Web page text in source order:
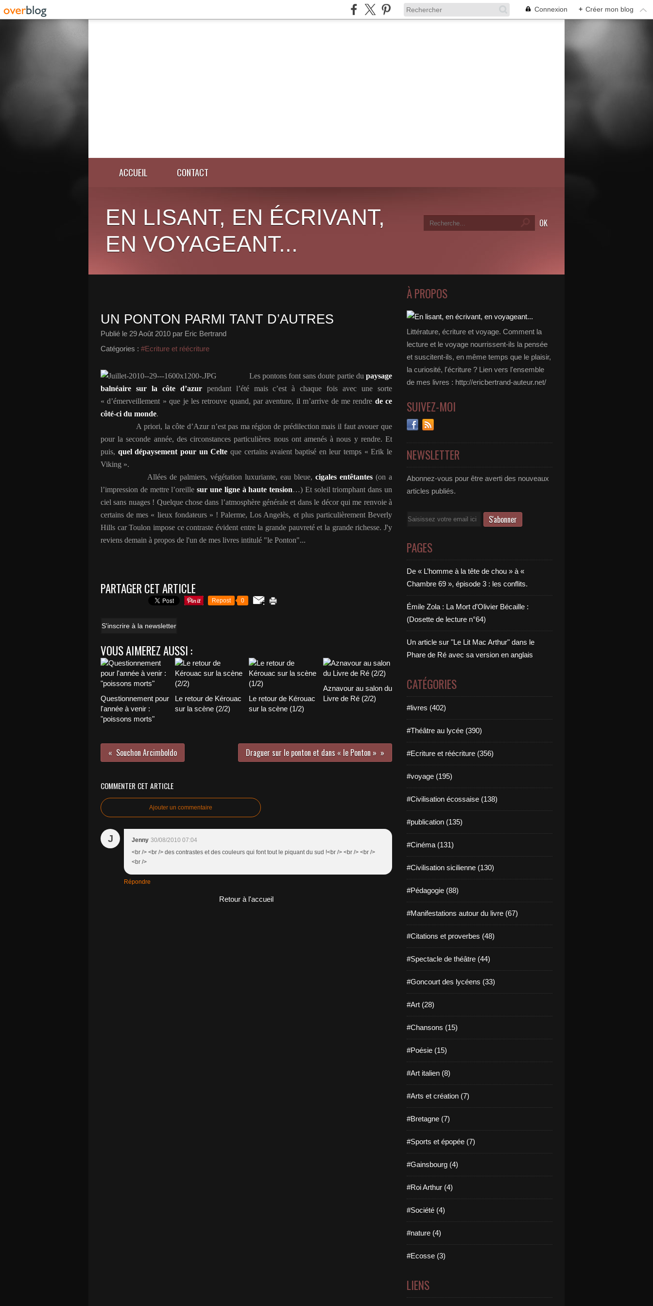
Connexion + Créer mon blog
ACCUEIL CONTACT
EN LISANT, EN ÉCRIVANT,
EN VOYAGEANT...
UN PONTON PARMI TANT D’AUTRES
Publié le 29 Août 2010 par Eric Bertrand
Catégories : #Ecriture et réécriture
Les pontons font sans doute partie du paysage
balnéaire sur la côte d’azurpendant l’été mais c’est à chaque fois avec une sorte
« d’émerveillement » que je les retrouve quand, par aventure, il m’arrive de me rendre de ce
côté-ci du monde.
A priori, la côte d’Azur n’est pas ma région de prédilection mais il faut avouer que
pour la seconde année, des circonstances particulières nous ont amenés à nous y rendre. Et
puis, quel dépaysement pour un Celte que certains avaient baptisé en leur temps « Erik le
Viking ».
Allées de palmiers, végétation luxuriante, eau bleue, cigales entêtantes(on a
l’impression de mettre l’oreillesur une ligne à haute tension…) Et soleil triomphant dans un
ciel sans nuages ! Quelque chose dans l’atmosphère générale et dans le décor qui me renvoie à
certains de mes « lieux fondateurs » ! Palerme, Los Angelès, et plus particulièrement Beverly
Hills car Toulon impose ce contraste évident entre la grande pauvreté et la grande richesse. J'y
reviens demain à propos de l'un de mes livres intitulé "le Ponton"...
PARTAGER CET ARTICLE
Repost 0
S'inscrire à la newsletter
VOUS AIMEREZ AUSSI :
Questionnement pour
l'année à venir :
"poissons morts"
Le retour de Kérouac
sur la scène (2/2)
Le retour de Kérouac
sur la scène (1/2)
Aznavour au salon du
Livre de Ré (2/2)
Souchon Arcimboldo Draguer sur le ponton et dans « le Ponton »
COMMENTER CET ARTICLE
Ajouter un commentaire
J Jenny 30/08/2010 07:04
<br /> <br /> des contrastes et des couleurs qui font tout le piquant du sud !<br /> <br /> <br />
<br />
Répondre
Retour à l'accueil
À PROPOS
Littérature, écriture et voyage. Comment la
lecture et le voyage nourrissent-ils la pensée
et suscitent-ils, en même temps que le plaisir,
la curiosité, l'écriture ? Lien vers l'ensemble
de mes livres : http://ericbertrand-auteur.net/
SUIVEZ-MOI
NEWSLETTER
Abonnez-vous pour être averti des nouveaux
articles publiés.
Email
PAGES
De « L’homme à la tête de chou » à «
Chambre 69 », épisode 3 : les conflits.
Émile Zola : La Mort d’Olivier Bécaille :
(Dosette de lecture n°64)
Un article sur "Le Lit Mac Arthur" dans le
Phare de Ré avec sa version en anglais
CATÉGORIES
#livres (402)
#Théâtre au lycée (390)
#Ecriture et réécriture (356)
#voyage (195)
#Civilisation écossaise (138)
#publication (135)
#Cinéma (131)
#Civilisation sicilienne (130)
#Pédagogie (88)
#Manifestations autour du livre (67)
#Citations et proverbes (48)
#Spectacle de théâtre (44)
#Goncourt des lycéens (33)
#Art (28)
#Chansons (15)
#Poésie (15)
#Art italien (8)
#Arts et création (7)
#Bretagne (7)
#Sports et épopée (7)
#Gainsbourg (4)
#Roi Arthur (4)
#Société (4)
#nature (4)
#Ecosse (3)
LIENS